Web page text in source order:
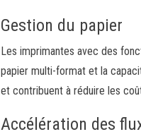
Gestion du papier
Les imprimantes avec des
papier multi-format et la
et contribuent à réduire les
Accélération des